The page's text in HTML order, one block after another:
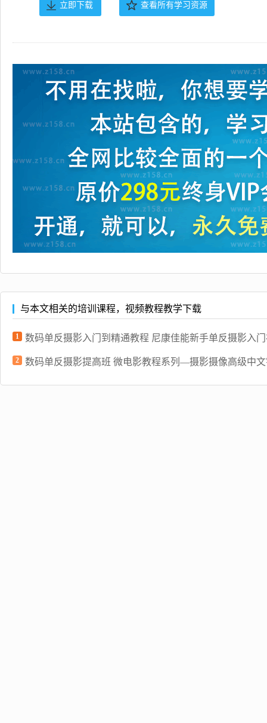
立即下载 查看所有学习资源
与本文相关的培训课程，视频教程教学下载
1 数码单反摄影入门到精通教程 尼康佳能新手单反摄影入
2 数码单反摄影提高班 微电影教程系列—摄影摄像高级中